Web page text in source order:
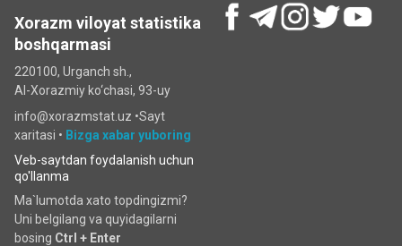
Xorazm viloyat statistika
boshqarmasi
220100, Urganch sh.,
Al-Xorazmiy ko‘chаsi, 93-uy
info@xorazmstat.uz •Sayt
xaritasi • Bizga xabar yuboring
Veb-saytdan foydalanish uchun
qo'llanma
Ma`lumotda xato topdingizmi?
Uni belgilang va quyidagilarni
bosing Ctrl + Enter